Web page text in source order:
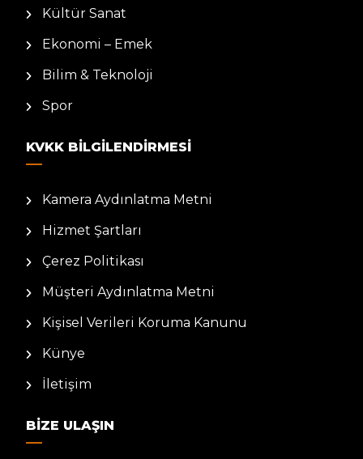
Kültür Sanat
Ekonomi – Emek
Bilim & Teknoloji
Spor
KVKK BILGILENDIRMESI
Kamera Aydınlatma Metni
Hizmet Şartları
Çerez Politikası
Müşteri Aydınlatma Metni
Kişisel Verileri Koruma Kanunu
Künye
İletişim
BIZE ULAŞIN